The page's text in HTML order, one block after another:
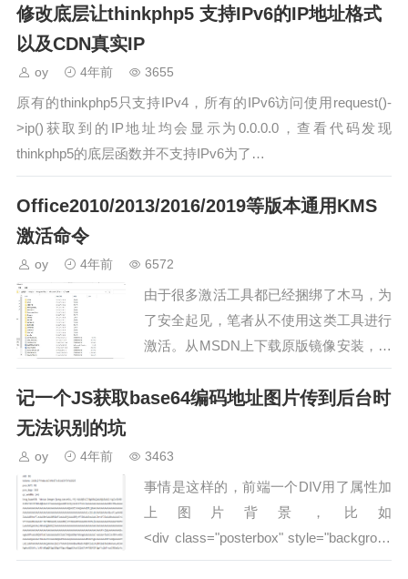
内部IP地…
修改底层让thinkphp5 支持IPv6的IP地址格式
以及CDN真实IP
oy 4年前 3655
原有的thinkphp5只支持IPv4，所有的IPv6访问使用request()-
>ip()获取到的IP地址均会显示为0.0.0.0，查看代码发现
thinkphp5的底层函数并不支持IPv6为了…
Office2010/2013/2016/2019等版本通用KMS
激活命令
oy 4年前 6572
由于很多激活工具都已经捆绑了木马，为
了安全起见，笔者从不使用这类工具进行
激活。从MSDN上下载原版镜像安装，并
使用KMS激活命令是最简单安全的激活
步骤：确认Office的安装目录，
记一个JS获取base64编码地址图片传到后台时
无法识别的坑
oy 4年前 3463
事情是这样的，前端一个DIV用了属性加
上图片背景，比如
<div class="posterbox" style="backgroun
d-imag…